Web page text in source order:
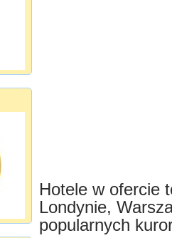
Hotele w ofercie
Londynie,
popularnych